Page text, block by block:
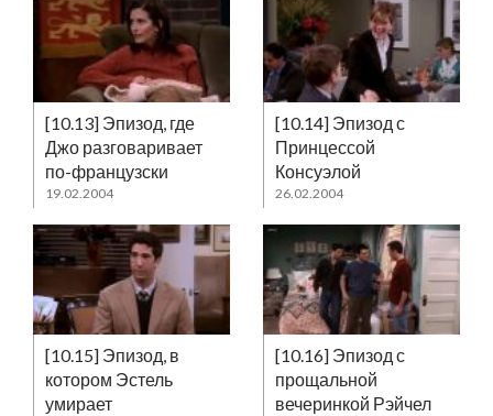
[10.13] Эпизод, где
Джо разговаривает
по-французски
19.02.2004
[10.14] Эпизод с
Принцессой
Консуэлой
26.02.2004
[10.15] Эпизод, в
котором Эстель
умирает
[10.16] Эпизод с
прощальной
вечеринкой Рэйчел